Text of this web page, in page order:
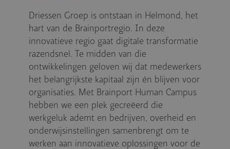
Driessen Groep is ontstaan in Helmond, het
hart van de Brainportregio. In deze
innovatieve regio gaat digitale transformatie
razendsnel. Te midden van die
ontwikkelingen geloven wij dat medewerkers
het belangrijkste kapitaal zijn én blijven voor
organisaties. Met Brainport Human Campus
hebben we een plek gecreëerd die
werkgeluk ademt en bedrijven, overheid en
onderwijsinstellingen samenbrengt om te
werken aan innovatieve oplossingen voor de